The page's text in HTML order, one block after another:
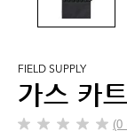
FIELD SUPPLY
가스 카
(0